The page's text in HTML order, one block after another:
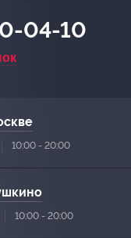
04-10
10:00 - 20:00
10:00 - 20:00